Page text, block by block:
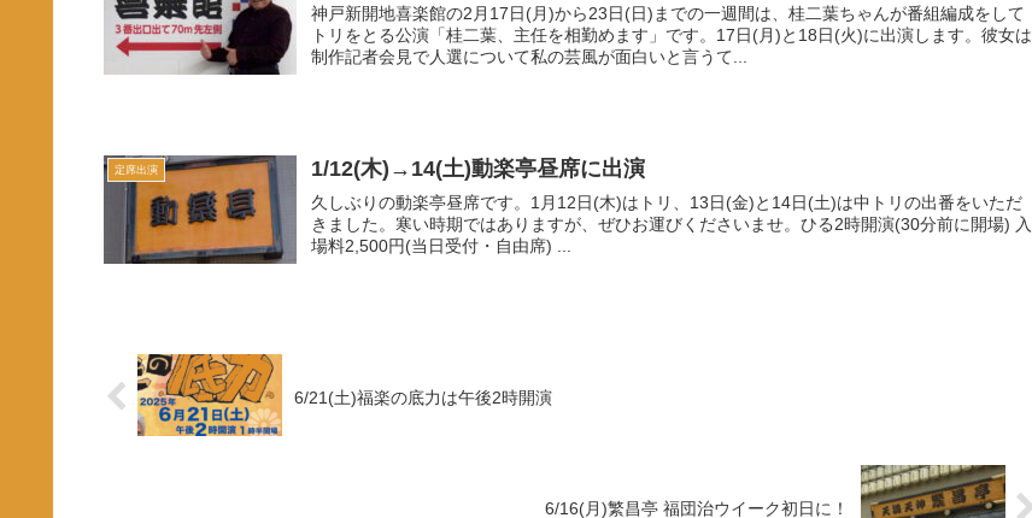
神戸新開地喜楽館の2月17日(月)から23日(日)までの一週間は、桂二葉ちゃんが番組編成をして
トリをとる公演「桂二葉、主任を相勤めます」です。17日(月)と18日(火)に出演します。彼女は
制作記者会見で人選について私の芸風が面白いと言うて...
定席出演 1/12(木)→14(土)動楽亭昼席に出演
久しぶりの動楽亭昼席です。1月12日(木)はトリ、13日(金)と14日(土)は中トリの出番をいただ
きました。寒い時期ではありますが、ぜひお運びくださいませ。ひる2時開演(30分前に開場) 入
6/21(土)福楽の底力は午後2時開演
6/16(月)繁昌亭 福団治ウイーク初日に！